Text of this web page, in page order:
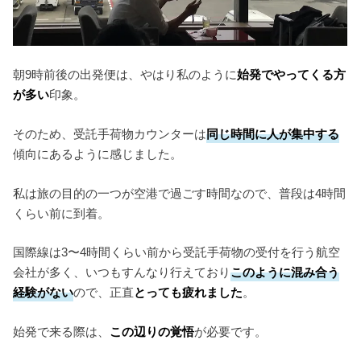
朝9時前後の出発便は、やはり私のように始発でやってくる方
が多い印象。
そのため、受託手荷物カウンターは同じ時間に人が集中する
傾向にあるように感じました。
私は旅の目的の一つが空港で過ごす時間なので、普段は4時間
くらい前に到着。
国際線は3〜4時間くらい前から受託手荷物の受付を行う航空
会社が多く、いつもすんなり行えておりこのように混み合う
経験がないので、正直とっても疲れました。
始発で来る際は、 この辺りの覚悟が必要です。